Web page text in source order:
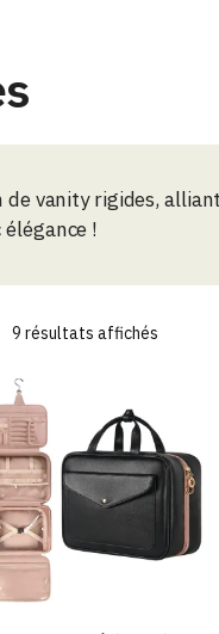
de vanity rigides,
!
9 résultats affichés